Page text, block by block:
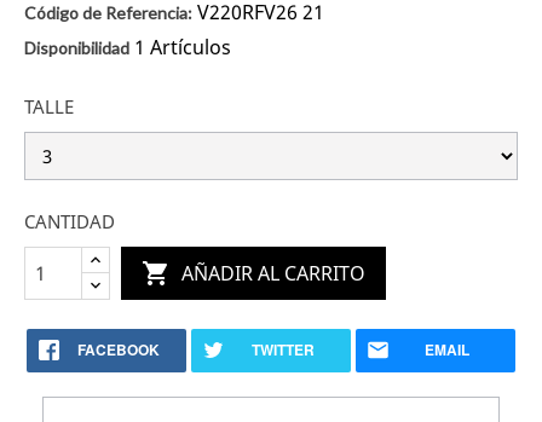
Código de Referencia: V220RFV26 21
Disponibilidad 1 Artículos
TALLE
CANTIDAD
 AÑADIR AL CARRITO
FACEBOOK TWITTER EMAIL